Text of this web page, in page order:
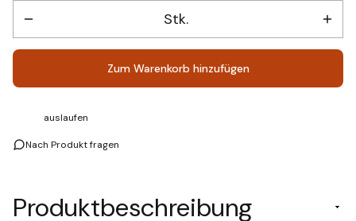
Stk.
Zum Warenkorb hinzufügen
auslaufen
Nach Produkt fragen
Produktbeschreibung